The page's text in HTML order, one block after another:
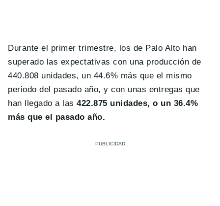
Durante el primer trimestre, los de Palo Alto han
superado las expectativas con una producción de
440.808 unidades, un 44.6% más que el mismo
periodo del pasado año, y con unas entregas que
han llegado a las422.875 unidades, o un 36.4%
más que el pasado año.